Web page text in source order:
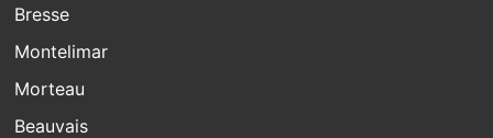
Bresse
Montelimar
Morteau
Beauvais